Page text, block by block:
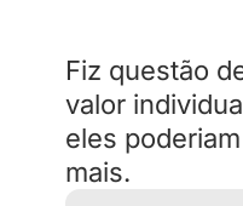
Fiz questão
valor
eles
mais.